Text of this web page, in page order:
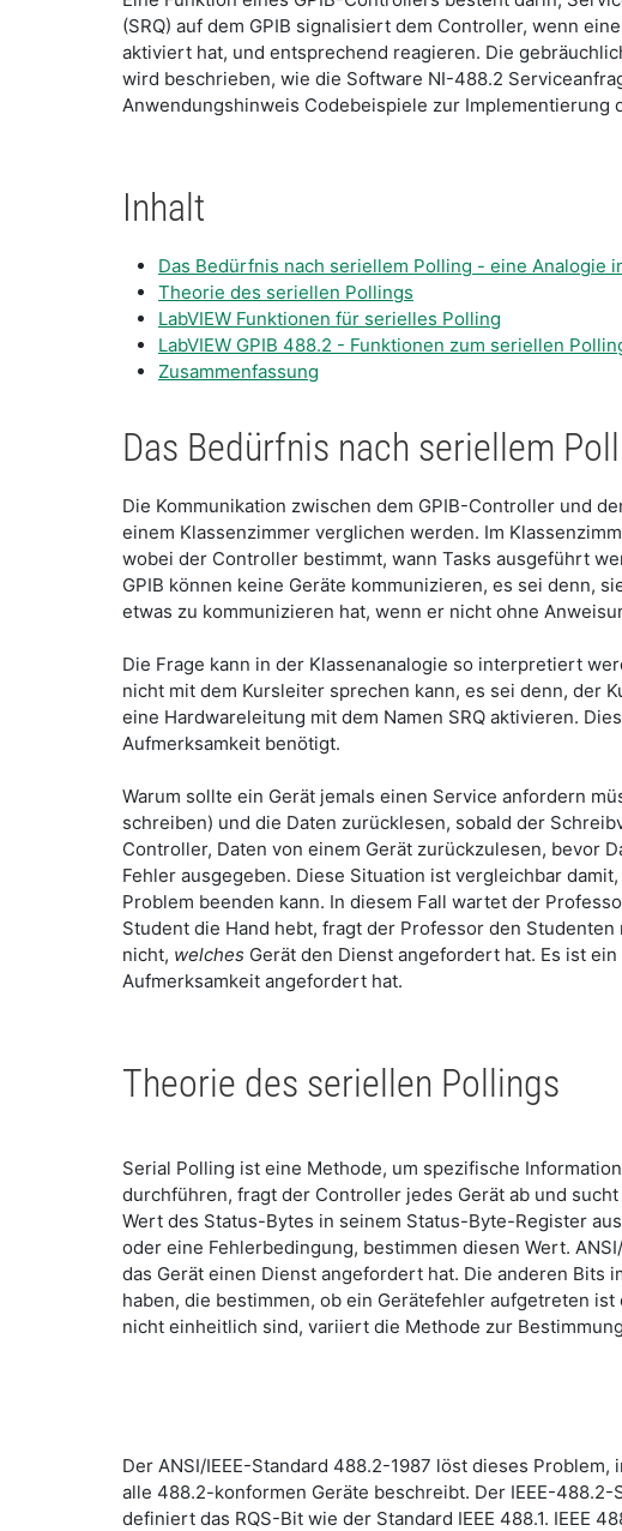
(SRQ) auf dem GPIB signalisiert dem Controller, wenn
aktiviert hat, und entsprechend reagieren. Die
wird beschrieben, wie die Software NI-488.2
Anwendungshinweis Codebeispiele zur Implementierung
Inhalt
Das Bedürfnis nach seriellem Polling - eine Analogie
Theorie des seriellen Pollings
LabVIEW Funktionen für serielles Polling
LabVIEW GPIB 488.2 - Funktionen zum seriellen
Zusammenfassung
Das Bedürfnis nach seriellem
Die Kommunikation zwischen dem GPIB-Controller und
einem Klassenzimmer verglichen werden. Im
wobei der Controller bestimmt, wann Tasks ausgeführt
GPIB können keine Geräte kommunizieren, es sei denn,
etwas zu kommunizieren hat, wenn er nicht ohne
Die Frage kann in der Klassenanalogie so interpretiert
nicht mit dem Kursleiter sprechen kann, es sei denn, der
eine Hardwareleitung mit dem Namen SRQ aktivieren.
Aufmerksamkeit benötigt.
Warum sollte ein Gerät jemals einen Service anfordern
schreiben) und die Daten zurücklesen, sobald der
Controller, Daten von einem Gerät zurückzulesen, bevor
Fehler ausgegeben. Diese Situation ist vergleichbar
Problem beenden kann. In diesem Fall wartet der
Student die Hand hebt, fragt der Professor den
nicht, welches Gerät den Dienst angefordert hat. Es ist
Aufmerksamkeit angefordert hat.
Theorie des seriellen Pollings
Serial Polling ist eine Methode, um spezifische
durchführen, fragt der Controller jedes Gerät ab und
Wert des Status-Bytes in seinem Status-Byte-Register
oder eine Fehlerbedingung, bestimmen diesen Wert.
das Gerät einen Dienst angefordert hat. Die anderen Bits
haben, die bestimmen, ob ein Gerätefehler aufgetreten
nicht einheitlich sind, variiert die Methode zur
Der ANSI/IEEE-Standard 488.2-1987 löst dieses
alle 488.2-konformen Geräte beschreibt. Der IEEE-
definiert das RQS-Bit wie der Standard IEEE 488.1. IEEE